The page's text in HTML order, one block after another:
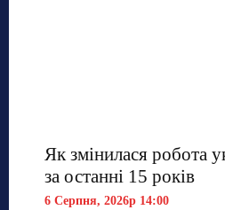
Як змінилася робота
за останні 15 років
6 Серпня, 2026р 14:00